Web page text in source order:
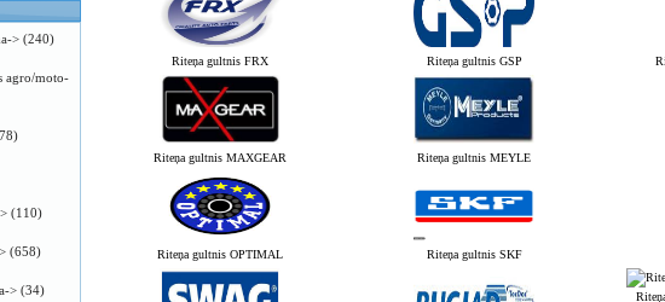
Riteņa gultnis FRX Riteņa gultnis GSP
Riteņa gultnis MAXGEAR Riteņa gultnis MEYLE
Riteņa gultnis OPTIMAL Riteņa gultnis SKF
> (240)
agro/moto-
(110)
(658)
> (34)